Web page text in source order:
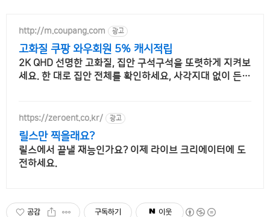
http://m.coupang.com 광고
고화질 쿠팡 와우회원 5% 캐시적립
2K QHD 선명한 고화질, 집안 구석구석을 또렷하게 지켜보
세요. 한 대로 집안 전체를 확인하세요, 사각지대 없이 든든
https://zeroent.co.kr/ 광고
릴스만 찍을래요?
릴스에서 끝낼 재능인가요? 이제 라이브 크리에이터에 도
전하세요.
공감 구독하기 이웃